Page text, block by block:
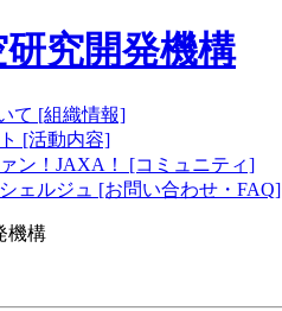
究開発機構
て [組織情報]
[活動内容]
ン！JAXA！ [コミュニティ]
ェルジュ [お問い合わせ・FAQ]
機構